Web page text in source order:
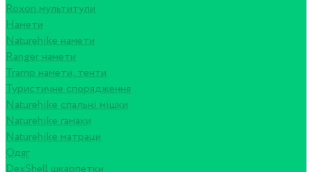
Roxon мультитули
Намети
Naturehike намети
Ranger намети
Tramp намети, тенти
Туристичне спорядження
Naturehike спальні мішки
Naturehike гамаки
Naturehike матраци
Одяг